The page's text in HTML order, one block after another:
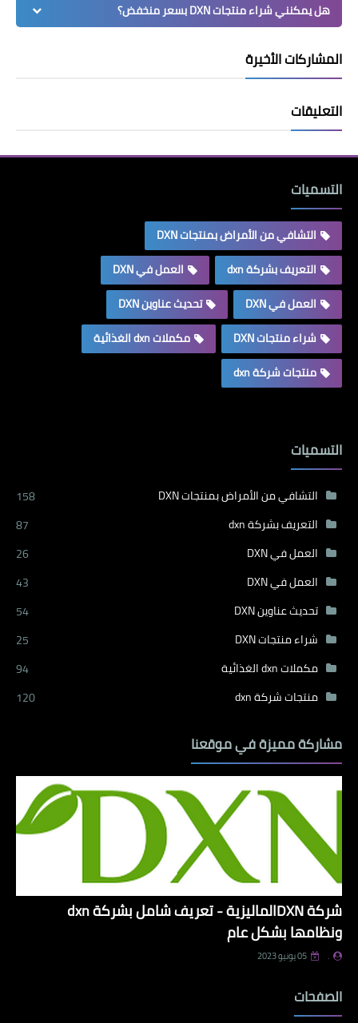
هل يمكنني شراء منتجات DXN بسعر منخفض؟
المشاركات الأخيرة
التعليقات
التسميات
التشافي من الأمراض بمنتجات DXN
التعريف بشركة dxn
العمل في DXN
العمل في DXN
تحديث عناوين DXN
شراء منتجات DXN
مكملات dxn الغذائية
منتجات شركة dxn
التسميات
التشافي من الأمراض بمنتجات DXN
158
التعريف بشركة dxn
87
العمل في DXN
26
العمل في DXN
43
تحديث عناوين DXN
54
شراء منتجات DXN
25
مكملات dxn الغذائية
94
منتجات شركة dxn
120
مشاركة مميزة في موقعنا
شركة DXNالماليزية - تعريف شامل بشركة dxn
ونظامها بشكل عام
. 05 يونيو 2023
الصفحات